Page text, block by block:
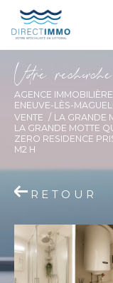
Vore recece
AGENCE
ENEUVE-LÈS-
VENTE
LA GRANDE
LA GRANDE MOTTE
ZERO RESIDENCE
M2 H
RETOUR